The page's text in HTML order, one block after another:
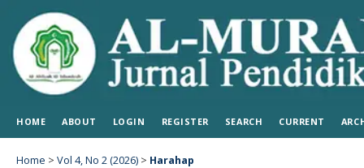
HOME ABOUT LOGIN REGISTER SEARCH CURRENT
Home > Vol 4, No 2 (2026) > Harahap